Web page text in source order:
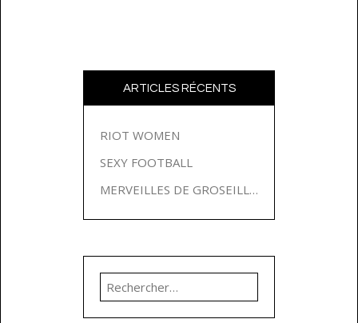
ARTICLES RÉCENTS
RIOT WOMEN
SEXY FOOTBALL
MERVEILLES DE GROSEILLES
Rechercher :